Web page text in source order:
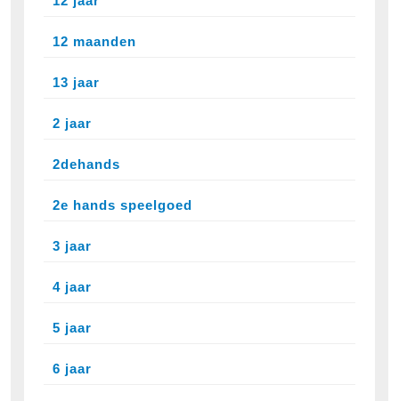
12 maanden
13 jaar
2 jaar
2dehands
2e hands speelgoed
3 jaar
4 jaar
5 jaar
6 jaar